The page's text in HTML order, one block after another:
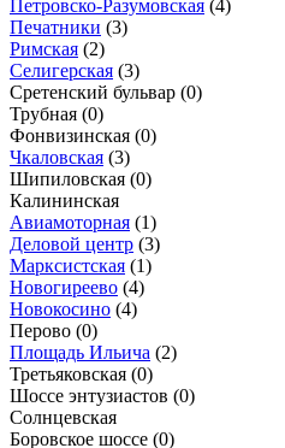
Петровско-Разумовская (4)
Печатники (3)
Римская (2)
Селигерская (3)
Сретенский бульвар (0)
Трубная (0)
Фонвизинская (0)
Чкаловская (3)
Шипиловская (0)
Калининская
Авиамоторная (1)
Деловой центр (3)
Марксистская (1)
Новогиреево (4)
Новокосино (4)
Перово (0)
Площадь Ильича (2)
Третьяковская (0)
Шоссе энтузиастов (0)
Солнцевская
Боровское шоссе (0)